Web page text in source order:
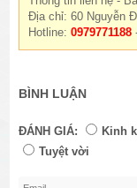
Địa chỉ: 60 Nguyễn
Hotline:0979771188
BÌNH LUẬN
ĐÁNH GIÁ: Kinh
Tuyệt vời